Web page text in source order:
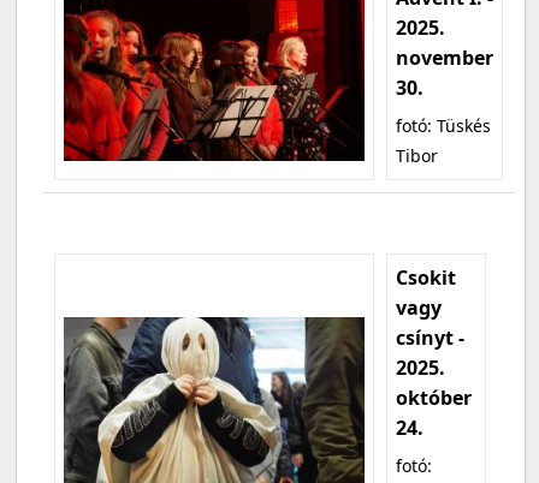
2025.
november
30.
fotó: Tüskés
Tibor
Csokit
vagy
csínyt -
2025.
október
24.
fotó: